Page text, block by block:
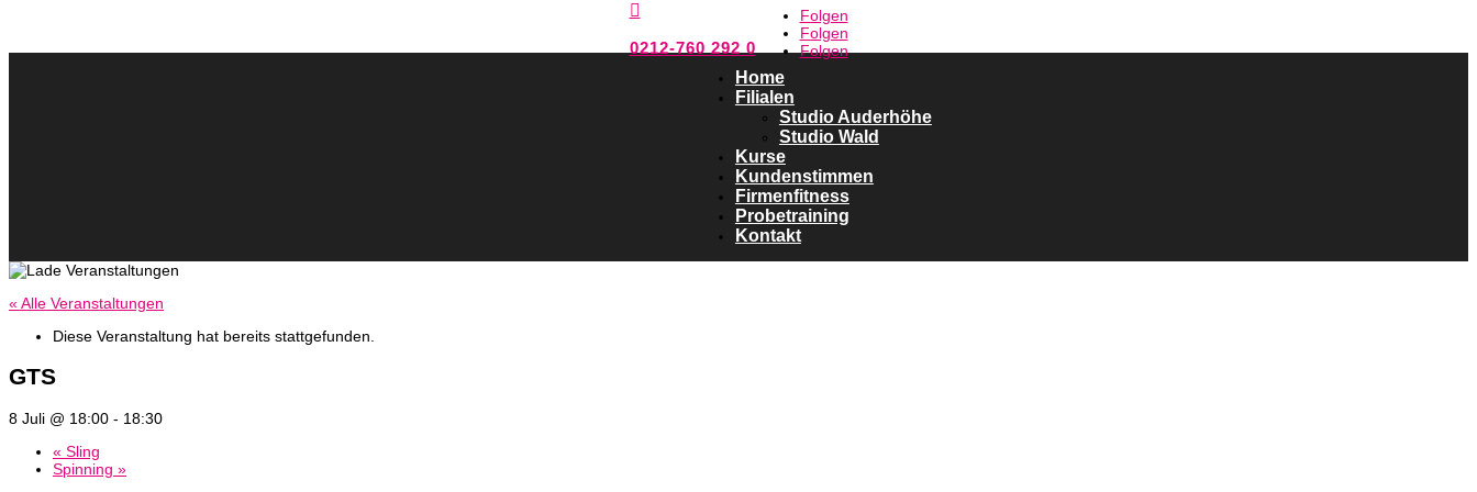

0212-760 292 0
Folgen
Folgen
Folgen
Home
Filialen
Studio Auderhöhe
Studio Wald
Kurse
Kundenstimmen
Firmenfitness
Probetraining
Kontakt
« Alle Veranstaltungen
Diese Veranstaltung hat bereits stattgefunden.
GTS
8 Juli @ 18:00 - 18:30
« Sling
Spinning »